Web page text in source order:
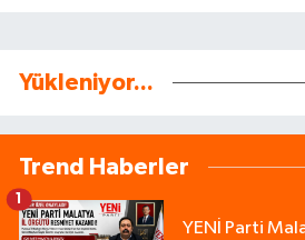
Yükleniyor...
Trend Haberler
YENİ Parti
1